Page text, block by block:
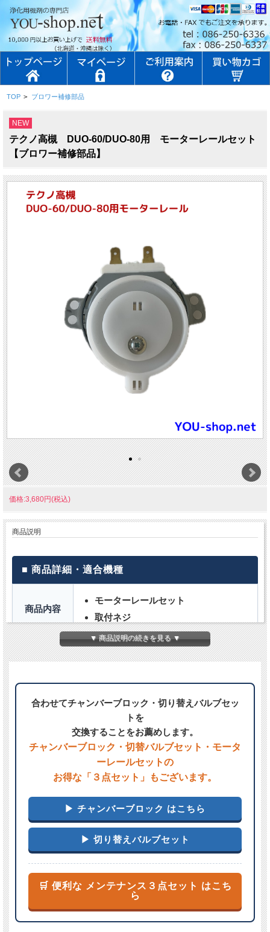
TOP > ブロワー補修部品
NEW
テクノ高槻 DUO-60/DUO-80用 モーターレールセット
【ブロワー補修部品】
価格:3,680円(税込)
商品説明
■ 商品詳細・適合機種
商品内容
モーターレールセット
取付ネジ
テクノ高槻
● DUO-60
ハウステック
● DUO-60WTE
● DUO-80WTE
ご注意
定期的な交換をおすすめします。
※チャンバーブロックと同じタイミングで
の交換をお勧めします。
▼ 商品説明の続きを見る ▼
合わせてチャンバーブロック・切り替えバルブセッ
トを
交換することをお薦めします。
チャンバーブロック・切替バルブセット・モータ
ーレールセットの
お得な「３点セット」もございます。
▶ チャンバーブロック はこちら
▶ 切り替えバルブセット
🛒 便利な メンテナンス３点セット はこち
ら